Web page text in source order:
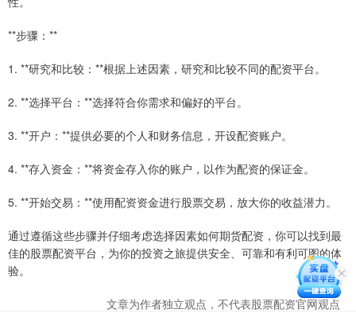
**步骤：**
1. **研究和比较：**根据上述因素，研究和比较不同的配资平台。
2. **选择平台：**选择符合你需求和偏好的平台。
3. **开户：**提供必要的个人和财务信息，开设配资账户。
4. **存入资金：**将资金存入你的账户，以作为配资的保证金。
5. **开始交易：**使用配资资金进行股票交易，放大你的收益潜力。
通过遵循这些步骤并仔细考虑选择因素如何期货配资，你可以找到最
佳的股票配资平台，为你的投资之旅提供安全、可靠和有利可图的体
验。
文章为作者独立观点，不代表股票配资官网观点